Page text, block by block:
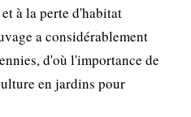
à la perte d'habitat
a considérablement
d'où l'importance de
en jardins pour